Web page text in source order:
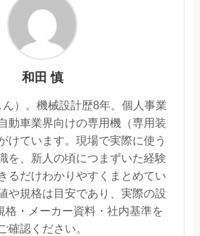
和田 慎
）。機械設計歴8年。個人事業
動車業界向けの専用機（専用装
けています。現場で実際に使う
を、新人の頃につまずいた経験
るだけわかりやすくまとめてい
や規格は目安であり、実際の設
格・メーカー資料・社内基準を
確認ください。